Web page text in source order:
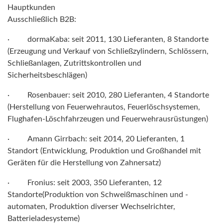
Hauptkunden
Ausschließlich B2B:
· dormaKaba: seit 2011, 130 Lieferanten, 8 Standorte
(Erzeugung und Verkauf von Schließzylindern, Schlössern,
Schließanlagen, Zutrittskontrollen und
Sicherheitsbeschlägen)
· Rosenbauer: seit 2010, 280 Lieferanten, 4 Standorte
(Herstellung von Feuerwehrautos, Feuerlöschsystemen,
Flughafen-Löschfahrzeugen und Feuerwehrausrüstungen)
· Amann Girrbach: seit 2014, 20 Lieferanten, 1
Standort (Entwicklung, Produktion und Großhandel mit
Geräten für die Herstellung von Zahnersatz)
· Fronius: seit 2003, 350 Lieferanten, 12
Standorte(Produktion von Schweißmaschinen und -
automaten, Produktion diverser Wechselrichter,
Batterieladesysteme)